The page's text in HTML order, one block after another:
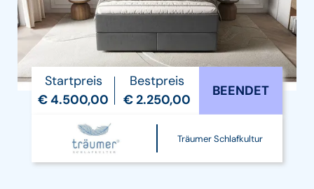
Startpreis
€ 4.500,00
Bestpreis
€ 2.250,00
BEENDET
Träumer Schlafkultur